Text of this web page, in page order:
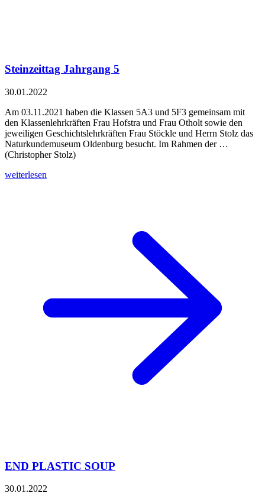
Steinzeittag Jahrgang 5
30.01.2022
Am 03.11.2021 haben die Klassen 5A3 und 5F3 gemeinsam mit
den Klassenlehrkräften Frau Hofstra und Frau Otholt sowie den
jeweiligen Geschichtslehrkräften Frau Stöckle und Herrn Stolz das
Naturkundemuseum Oldenburg besucht. Im Rahmen der …
(Christopher Stolz)
weiterlesen
END PLASTIC SOUP
30.01.2022